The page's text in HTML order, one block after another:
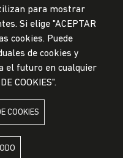
DE
para mostrar
Si elige "ACEPTAR
cookies. Puede
de cookies y
el futuro en cualquier
COOKIES".
COOKIES